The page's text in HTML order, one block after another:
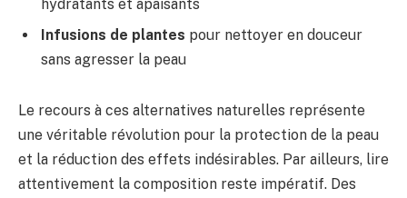
hydratants et apaisants
Infusions de plantes pour nettoyer en douceur
sans agresser la peau
Le recours à ces alternatives naturelles représente
une véritable révolution pour la protection de la peau
et la réduction des effets indésirables. Par ailleurs, lire
attentivement la composition reste impératif. Des